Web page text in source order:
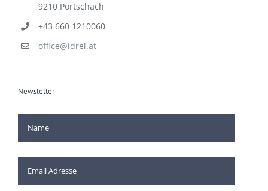
9210 Pörtschach
+43 660 1210060
office@idrei.at
Newsletter